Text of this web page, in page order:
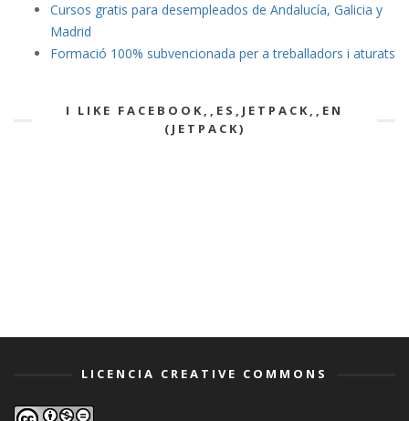
Cursos gratis para desempleados de Andalucía, Galicia y
Madrid
Formació 100% subvencionada per a treballadors i aturats
I LIKE FACEBOOK,,ES,JETPACK,,EN
(JETPACK)
LICENCIA CREATIVE COMMONS